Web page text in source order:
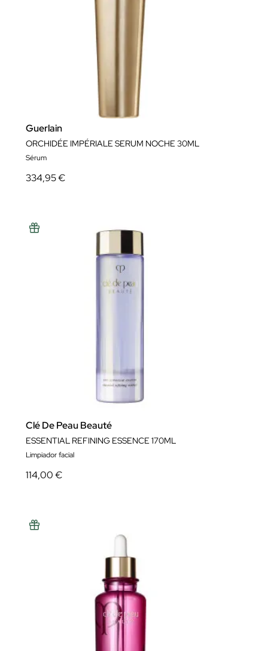
Guerlain
ORCHIDÉE IMPÉRIALE SERUM NOCHE 30ML
Sérum
334,95 €
Clé De Peau Beauté
ESSENTIAL REFINING ESSENCE 170ML
Limpiador facial
114,00 €